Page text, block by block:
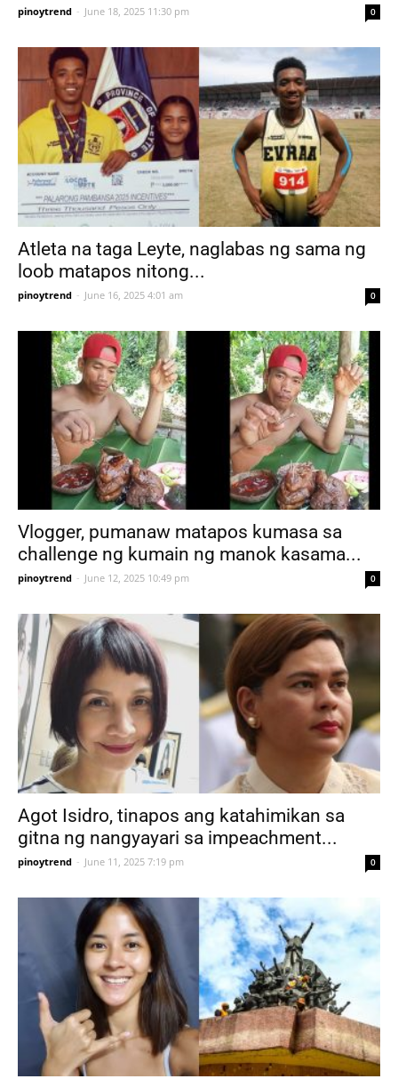
pinoytrend - June 18, 2025 11:30 pm 0
Atleta na taga Leyte, naglabas ng sama ng
loob matapos nitong...
pinoytrend - June 16, 2025 4:01 am 0
Vlogger, pumanaw matapos kumasa sa
challenge ng kumain ng manok kasama...
pinoytrend - June 12, 2025 10:49 pm 0
Agot Isidro, tinapos ang katahimikan sa
gitna ng nangyayari sa impeachment...
pinoytrend - June 11, 2025 7:19 pm 0